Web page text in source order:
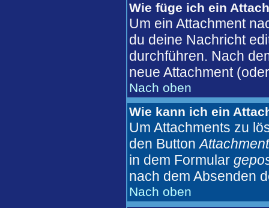
Wie füge ich ein
Um ein Attachment
du deine Nachricht
durchführen. Nach
neue Attachment
Nach oben
Wie kann ich ein
Um Attachments zu
den Button
in dem Formular
nach dem Absenden
Nach oben